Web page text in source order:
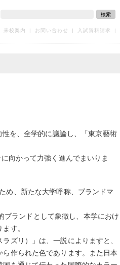
検索
来校案内 | お問い合わせ | 入試資料請求 |
を、全学的に議論し、「東京藝術
向かって力強く進んでまいりま
め、新たな大学呼称、ブランドマ
ランドとして象徴し、本学におけ
す。
ズリ）」は、一説によりますと、
作られた色であります。また日本